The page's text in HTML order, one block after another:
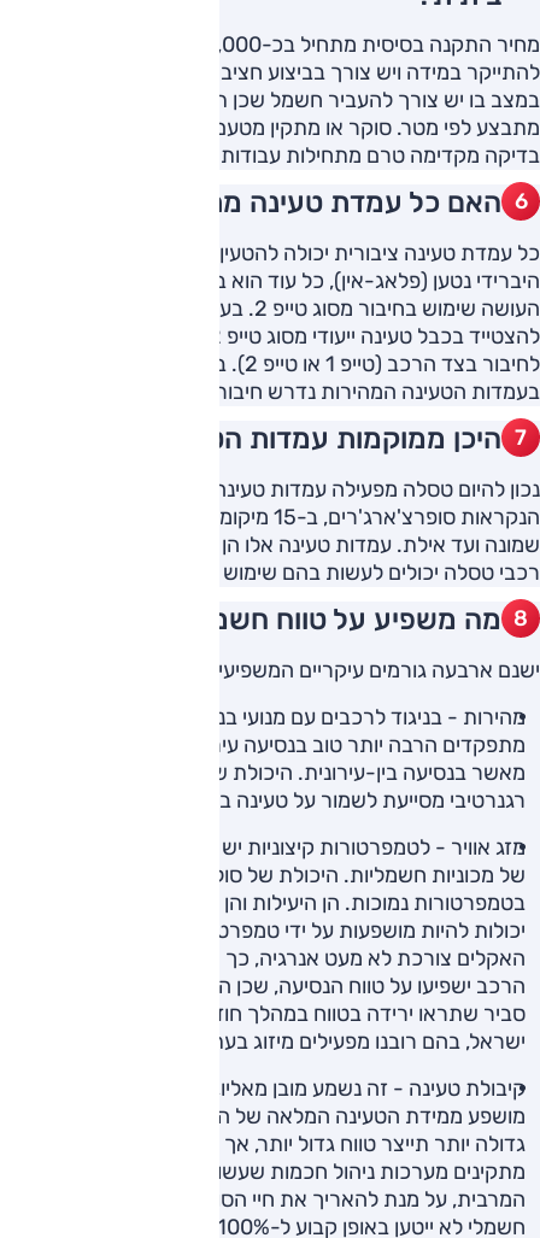
להתייקר במידה ויש צורך בביצוע חציבה או התאמות בשטח, או
במצב בו יש צורך להעביר חשמל שכן תשלום עבור כבל חשמל
מתבצע לפי מטר. סוקר או מתקין מטעם החברה צריך לבצע
בדיקה מקדימה טרם מתחילות עבודות התקנה.
האם כל עמדת טעינה מתאימה לי?
כל עמדת טעינה ציבורית יכולה להטעין כל רכב חשמלי או רכב
היברידי נטען (פלאג-אין), כל עוד הוא בעל תקינה אירופאית
העושה שימוש בחיבור מסוג טייפ 2. בעמדות ללא כבל מובנה, יש
לחיבור בצד הרכב (טייפ 1 או טייפ 2). בכדי לעשות שימוש
בעמדות הטעינה המהירות נדרש חיבור תואם בצד הרכב (DC).
היכן ממוקמות עמדות הטעינה של טסלה?
נכון להיום טסלה מפעילה עמדות טעינה אולטרה מהירות
הנקראות סופרצ'ארג'רים, ב-15 מיקומים ברחבי הארץ, מקרית
שמונה ועד אילת. עמדות טעינה אלו הן עמדות מהירות בלבד, ורק
רכבי טסלה יכולים לעשות בהם שימוש נכון לעכשיו.
מה משפיע על טווח חשמלי?
ישנם ארבעה גורמים עיקריים המשפיעים על טווח נסיעה:
מהירות - בניגוד לרכבים עם מנועי בנזין, רכבים חשמליים
מתפקדים הרבה יותר טוב בנסיעה עירונית במהירות נמוכה
מאשר בנסיעה בין-עירונית. היכולת שלהם לבלום באופן
רגנרטיבי מסייעת לשמור על טעינה בזמן נסיעה.
מזג אוויר - לטמפרטורות קיצוניות יש השפעה ישירה על טווח
של מכוניות חשמליות. היכולת של סוללה להחזיק טעינה פוחתת
בטמפרטורות נמוכות. הן היעילות והן יכולת הטעינה המהירה
יכולות להיות מושפעות על ידי טמפרטורות קרות. בנוסף, בקרת
האקלים צורכת לא מעט אנרגיה, כך ששמירה על חום או קירור
הרכב ישפיעו על טווח הנסיעה, שכן הוא נעזר בכוח הסוללה.
סביר שתראו ירידה בטווח במהלך חודשי הקיץ החמים של
ישראל, בהם רובנו מפעילים מיזוג בעת השהייה ברכב.
קיבולת טעינה - זה נשמע מובן מאליו, אבל טווח של רכב
מושפע ממידת הטעינה המלאה של הסוללה. מן הסתם שסוללה
גדולה יותר תייצר טווח גדול יותר, אך חשוב לדעת שיצרני רכב
מתקינים מערכות ניהול חכמות שעשויות להגביל את הטעינה
המרבית, על מנת להאריך את חיי הסוללה. כלומר, ייתכן שרכב
חשמלי לא ייטען באופן קבוע ל-100% קיבולת.